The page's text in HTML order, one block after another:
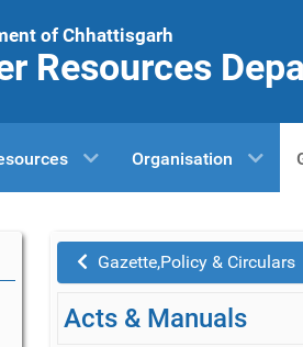
of Chhattisgarh
Resources
Organisation
Gazette,Policy & Circulars
Acts & Manuals